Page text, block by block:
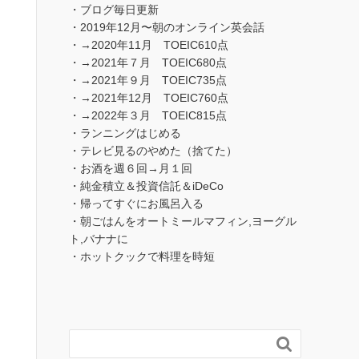
・ブログ毎日更新
・2019年12月〜朝のオンライン英会話
・→2020年11月 TOEIC610点
・→2021年７月 TOEIC680点
・→2021年９月 TOEIC735点
・→2021年12月 TOEIC760点
・→2022年３月 TOEIC815点
・ランニングはじめる
・テレビ見るのやめた（捨てた）
・お酒を週６回→月１回
・純金積立＆投資信託＆iDeCo
・帰ってすぐにお風呂入る
・朝ごはんをオートミールマフィン,ヨーグル
ト,バナナに
・ホットクックで料理を時短
